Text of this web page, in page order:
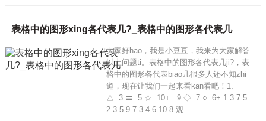
表格中的图形xing各代表几?_表格中的图形各代表几
大家好hao，我是小豆豆，我来为大家解答
以上问题ti。表格中的图形各代表几ji?，表
格中的图形各代表biao几很多人还不知zhi
道，现在让我们一起来看kan看吧！1、
△=3 〓=5 ☆=10 □=9 ◇=7 ○=6+ 1 3 7 5
2 3 5 9 7 3 4 6 10 8 观…